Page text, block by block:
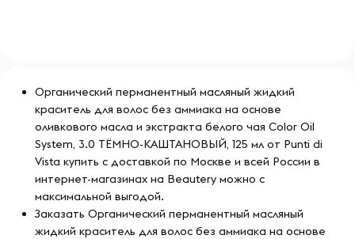
Органический перманентный масляный жидкий
краситель для волос без аммиака на основе
оливкового масла и экстракта белого чая Color Oil
System, 3.0 ТЁМНО-КАШТАНОВЫЙ, 125 мл от Punti di
Vista купить с доставкой по Москве и всей России в
интернет-магазинах на Beautery можно с
максимальной выгодой.
Заказать Органический перманентный масляный
жидкий краситель для волос без аммиака на основе